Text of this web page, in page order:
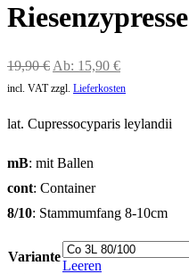
Riesenzypresse
19,90€ Ab: 15,90 €
incl. VAT zzgl. Lieferkosten
lat. Cupressocyparis leylandii
mB: mit Ballen
cont: Container
8/10: Stammumfang 8-10cm
Variante
Leeren